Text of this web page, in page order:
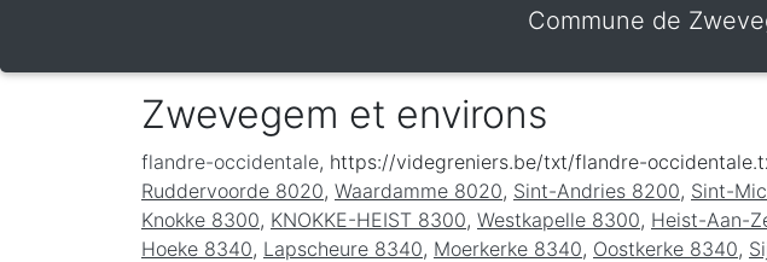
Commune de
Zwevegem et environs
flandre-occidentale, https://videgreniers.be/txt/flandre-
Ruddervoorde 8020, Waardamme 8020, Sint-Andries 8200, Sint-
Knokke 8300, KNOKKE-HEIST 8300, Westkapelle 8300, Heist-Aan-
Hoeke 8340, Lapscheure 8340, Moerkerke 8340, Oostkerke 8340,